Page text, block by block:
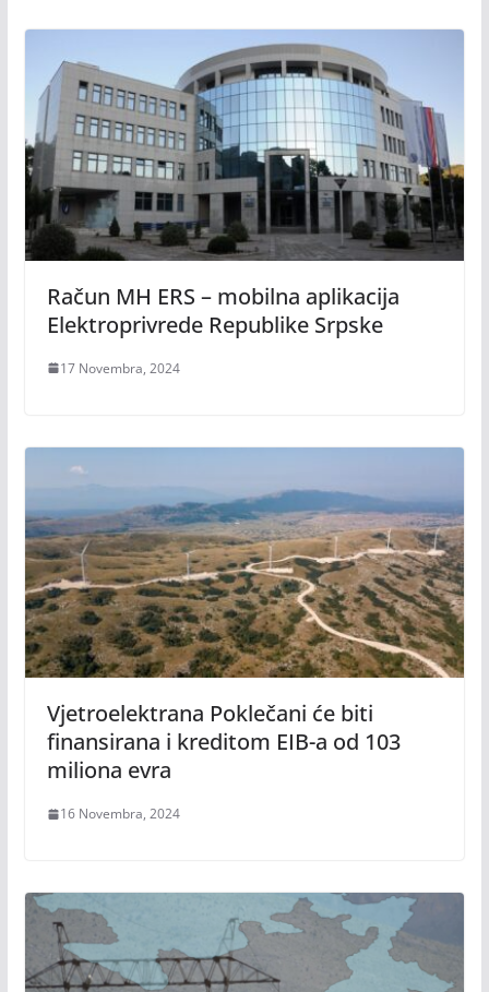
Račun MH ERS – mobilna aplikacija
Elektroprivrede Republike Srpske
17 Novembra, 2024
Vjetroelektrana Poklečani će biti
finansirana i kreditom EIB-a od 103
miliona evra
16 Novembra, 2024